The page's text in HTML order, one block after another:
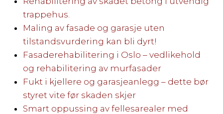
trappehus.
Maling av fasade og garasje uten
tilstandsvurdering kan bli dyrt!
Fasaderehabilitering i Oslo – vedlikehold
og rehabilitering av murfasader
Fukt i kjellere og garasjeanlegg – dette bør
styret vite før skaden skjer
Smart oppussing av fellesarealer med